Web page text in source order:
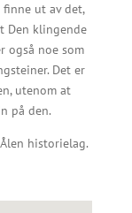
ut av det,
Den klingende
også noe som
Det er
utenom at
på den.
historielag.